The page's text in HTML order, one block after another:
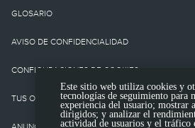
cargos por
financiamiento,
procesamiento
tienda, cargo de
presentación
GLOSARIO
AVISO DE CONFIDENCIALIDAD
CONFIGURACIONES DE COOKIES
TUS OPCIONES DE CONFIDENCIALIIDAD
Este sitio web utiliza cookies y
tecnologías de seguimiento para
experiencia del usuario; mostrar
dirigidos; y analizar el
actividad de usuarios y el tráfico